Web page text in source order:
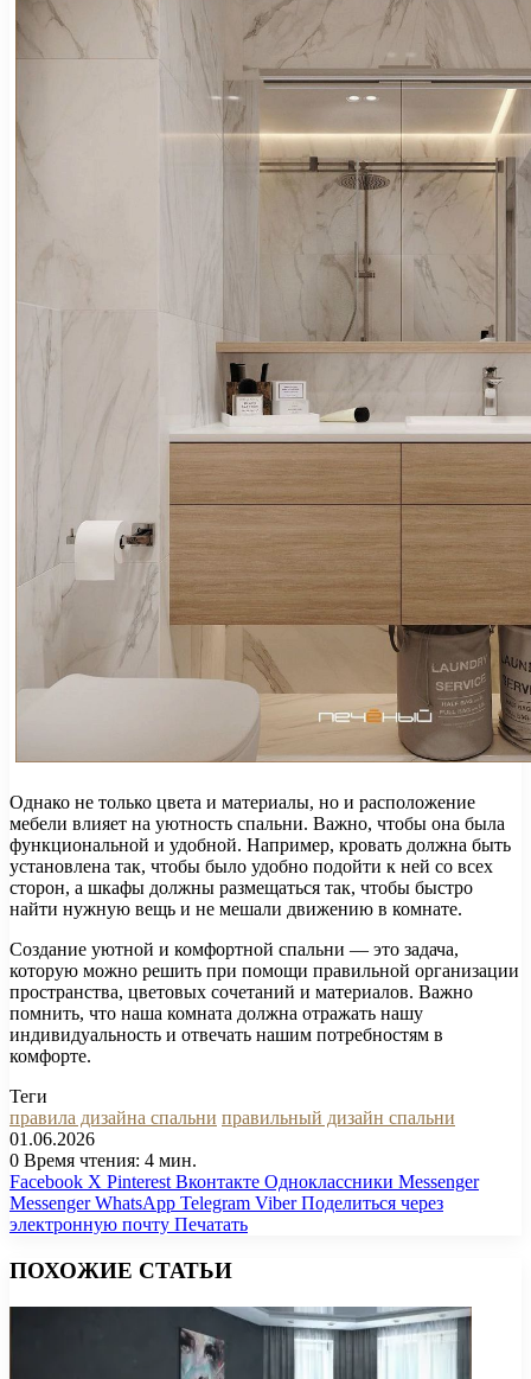
Однако не только цвета и материалы, но и расположение
мебели влияет на уютность спальни. Важно, чтобы она была
функциональной и удобной. Например, кровать должна быть
установлена так, чтобы было удобно подойти к ней со всех
сторон, а шкафы должны размещаться так, чтобы быстро
найти нужную вещь и не мешали движению в комнате.
Создание уютной и комфортной спальни — это задача,
которую можно решить при помощи правильной организации
пространства, цветовых сочетаний и материалов. Важно
помнить, что наша комната должна отражать нашу
индивидуальность и отвечать нашим потребностям в
комфорте.
Теги
правила дизайна спальни правильный дизайн спальни
01.06.2026
0 Время чтения: 4 мин.
Facebook X Pinterest Вконтакте Одноклассники Messenger
Messenger WhatsApp Telegram Viber Поделиться через
электронную почту Печатать
ПОХОЖИЕ СТАТЬИ